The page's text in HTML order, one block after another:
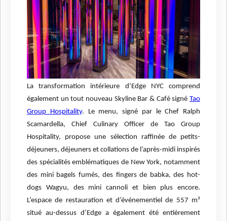
La transformation intérieure d’Edge NYC comprend
également un tout nouveau Skyline Bar & Café signé Tao
Group Hospitality. Le menu, signé par le Chef Ralph
Scamardella, Chief Culinary Officer de Tao Group
Hospitality, propose une sélection raffinée de petits-
déjeuners, déjeuners et collations de l’après-midi inspirés
des spécialités emblématiques de New York, notamment
des mini bagels fumés, des fingers de babka, des hot-
dogs Wagyu, des mini cannoli et bien plus encore.
L’espace de restauration et d’événementiel de 557 m²
situé au-dessus d’Edge a également été entièrement